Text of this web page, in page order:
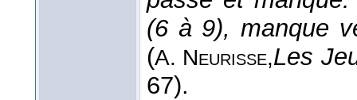
(6 à 9), manque
(A. Neurisse,Les
67).